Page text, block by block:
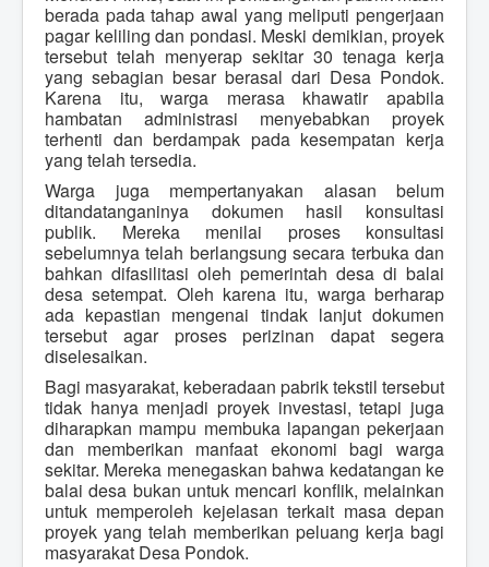
berada pada tahap awal yang meliputi pengerjaan
pagar keliling dan pondasi. Meski demikian, proyek
tersebut telah menyerap sekitar 30 tenaga kerja
yang sebagian besar berasal dari Desa Pondok.
Karena itu, warga merasa khawatir apabila
hambatan administrasi menyebabkan proyek
terhenti dan berdampak pada kesempatan kerja
yang telah tersedia.
Warga juga mempertanyakan alasan belum
ditandatanganinya dokumen hasil konsultasi
publik. Mereka menilai proses konsultasi
sebelumnya telah berlangsung secara terbuka dan
bahkan difasilitasi oleh pemerintah desa di balai
desa setempat. Oleh karena itu, warga berharap
ada kepastian mengenai tindak lanjut dokumen
tersebut agar proses perizinan dapat segera
diselesaikan.
Bagi masyarakat, keberadaan pabrik tekstil tersebut
tidak hanya menjadi proyek investasi, tetapi juga
diharapkan mampu membuka lapangan pekerjaan
dan memberikan manfaat ekonomi bagi warga
sekitar. Mereka menegaskan bahwa kedatangan ke
balai desa bukan untuk mencari konflik, melainkan
untuk memperoleh kejelasan terkait masa depan
proyek yang telah memberikan peluang kerja bagi
masyarakat Desa Pondok.